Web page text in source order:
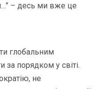
– десь ми вже це
глобальним
за порядком у світі.
не